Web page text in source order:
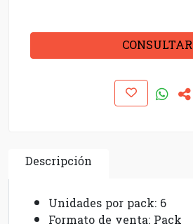
CONSULTAR
Descripción
Unidades por pack: 6